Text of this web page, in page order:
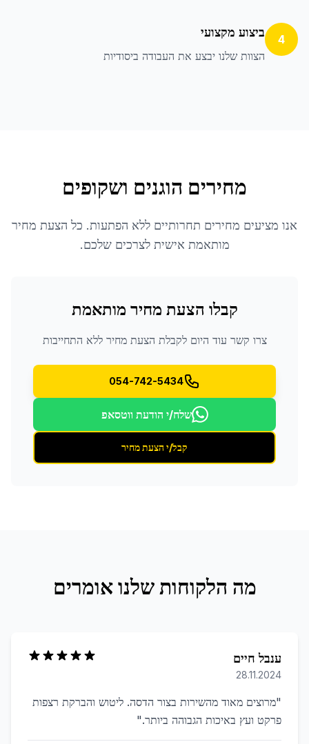
4 ביצוע מקצועי
הצוות שלנו יבצע את העבודה ביסודיות
מחירים הוגנים ושקופים
אנו מציעים מחירים תחרותיים ללא הפתעות. כל הצעת מחיר
מותאמת אישית לצרכים שלכם.
קבלו הצעת מחיר מותאמת
צרו קשר עוד היום לקבלת הצעת מחיר ללא התחייבות
054-742-5434
שלח/י הודעת ווטסאפ
קבל/י הצעת מחיר
מה הלקוחות שלנו אומרים
ענבל חיים
28.11.2024
"מרוצים מאוד מהשירות בצור הדסה. ליטוש והברקת רצפות
פרקט ועץ באיכות הגבוהה ביותר."